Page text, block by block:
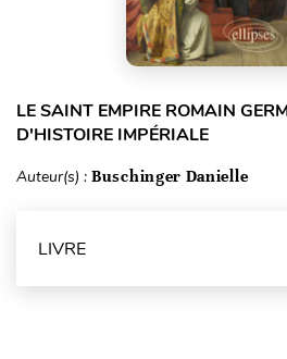
LE SAINT EMPIRE ROMAIN
D'HISTOIRE IMPÉRIALE
Auteur(s) : Buschinger Danielle
LIVRE